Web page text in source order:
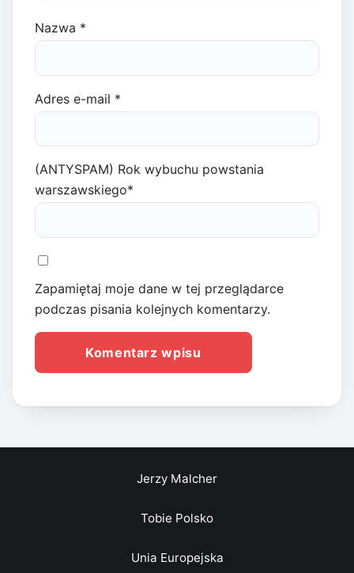
Nazwa *
Adres e-mail *
(ANTYSPAM) Rok wybuchu powstania
warszawskiego*
Zapamiętaj moje dane w tej przeglądarce
podczas pisania kolejnych komentarzy.
Jerzy Malcher
Tobie Polsko
Unia Europejska